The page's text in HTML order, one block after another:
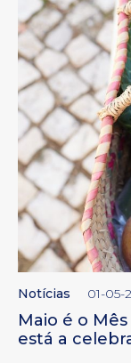
Notícias 01-05-
Maio é o
está a